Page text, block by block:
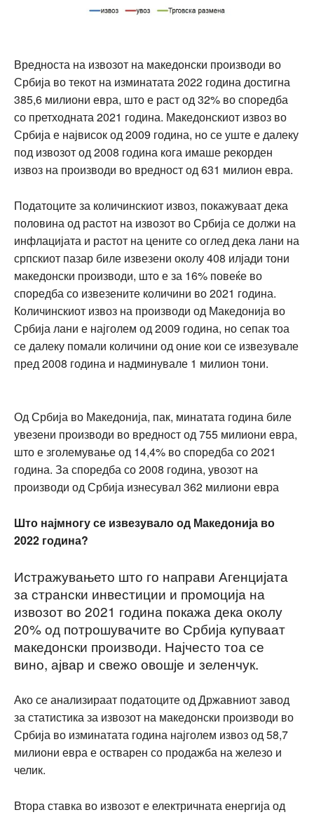
Вредноста на извозот на македонски производи во
Србија во текот на изминатата 2022 година достигна
385,6 милиони евра, што е раст од 32% во споредба
со претходната 2021 година. Македонскиот извоз во
Србија е највисок од 2009 година, но се уште е далеку
под извозот од 2008 година кога имаше рекорден
извоз на производи во вредност од 631 милион евра.
Податоците за количинскиот извоз, покажуваат дека
половина од растот на извозот во Србија се должи на
инфлацијата и растот на цените со оглед дека лани на
српскиот пазар биле извезени околу 408 илјади тони
македонски производи, што е за 16% повеќе во
споредба со извезените количини во 2021 година.
Количинскиот извоз на производи од Македонија во
Србија лани е најголем од 2009 година, но сепак тоа
се далеку помали количини од оние кои се извезувале
пред 2008 година и надминувале 1 милион тони.
Од Србија во Македонија, пак, минатата година биле
увезени производи во вредност од 755 милиони евра,
што е зголемување од 14,4% во споредба со 2021
година. За споредба со 2008 година, увозот на
производи од Србија изнесувал 362 милиони евра
Што најмногу се извезувало од Македонија во
2022 година?
Истражувањето што го направи Агенцијата
за странски инвестиции и промоција на
извозот во 2021 година покажа дека околу
20% од потрошувачите во Србија купуваат
македонски производи. Најчесто тоа се
вино, ајвар и свежо овошје и зеленчук.
Ако се анализираат податоците од Државниот завод
за статистика за извозот на македонски производи во
Србија во изминатата година најголем извоз од 58,7
милиони евра е остварен со продажба на железо и
челик.
Втора ставка во извозот е електричната енергија од